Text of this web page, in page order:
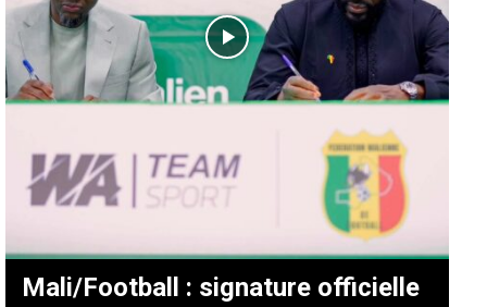
Mali/Football : signature officielle